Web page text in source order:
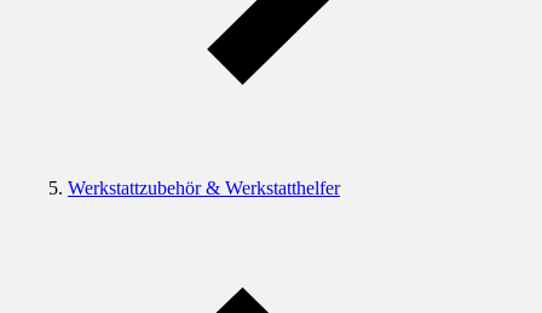
Werkstattzubehör & Werkstatthelfer